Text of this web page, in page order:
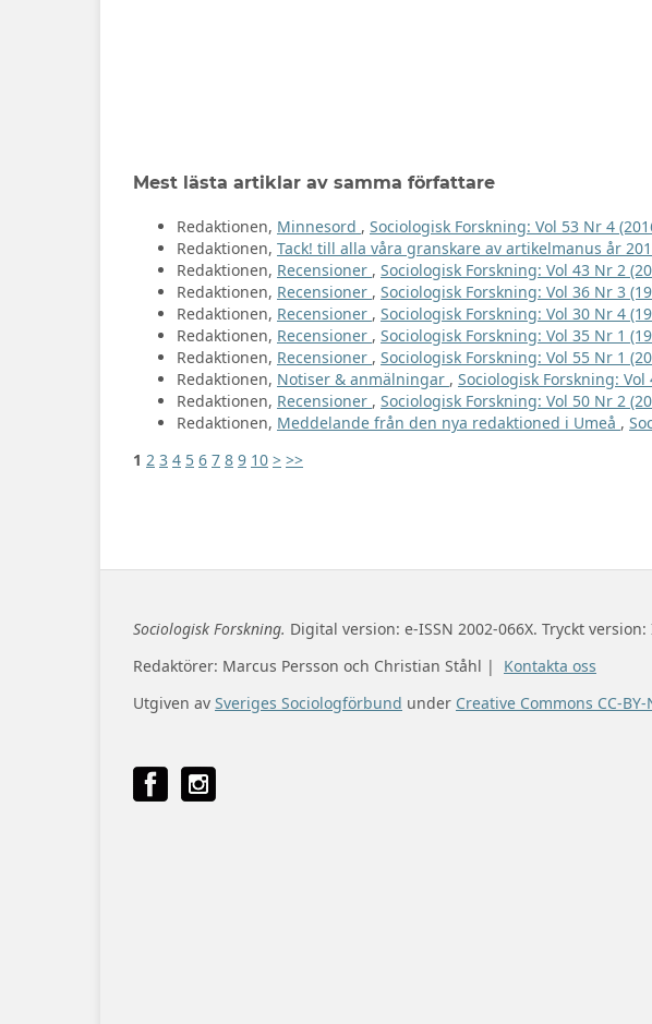
Mest lästa artiklar av samma författare
Redaktionen, Minnesord , Sociologisk Forskning: Vol 53 Nr 4
Redaktionen, Tack! till alla våra granskare av artikelmanus år
Redaktionen, Recensioner , Sociologisk Forskning: Vol 43 Nr 2
Redaktionen, Recensioner , Sociologisk Forskning: Vol 36 Nr 3
Redaktionen, Recensioner , Sociologisk Forskning: Vol 30 Nr 4
Redaktionen, Recensioner , Sociologisk Forskning: Vol 35 Nr 1
Redaktionen, Recensioner , Sociologisk Forskning: Vol 55 Nr 1
Redaktionen, Notiser & anmälningar , Sociologisk Forskning:
Redaktionen, Recensioner , Sociologisk Forskning: Vol 50 Nr 2
Redaktionen, Meddelande från den nya redaktioned i Umeå ,
1 2 3 4 5 6 7 8 9 10 > >>
Sociologisk Forskning. Digital version: e-ISSN 2002-066X. Tryckt version:
Redaktörer: Marcus Persson och Christian Ståhl | Kontakta oss
Utgiven av Sveriges Sociologförbund under Creative Commons CC-